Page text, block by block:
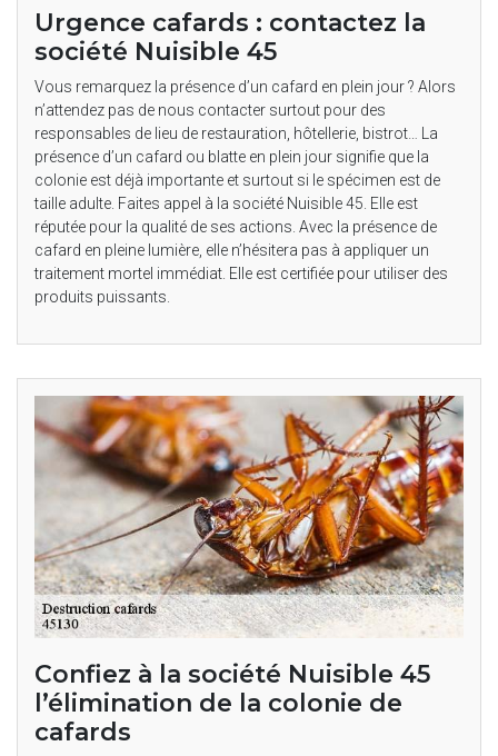
Urgence cafards : contactez la
société Nuisible 45
Vous remarquez la présence d’un cafard en plein jour ? Alors
n’attendez pas de nous contacter surtout pour des
responsables de lieu de restauration, hôtellerie, bistrot… La
présence d’un cafard ou blatte en plein jour signifie que la
colonie est déjà importante et surtout si le spécimen est de
taille adulte. Faites appel à la société Nuisible 45. Elle est
réputée pour la qualité de ses actions. Avec la présence de
cafard en pleine lumière, elle n’hésitera pas à appliquer un
traitement mortel immédiat. Elle est certifiée pour utiliser des
produits puissants.
Confiez à la société Nuisible 45
l’élimination de la colonie de
cafards